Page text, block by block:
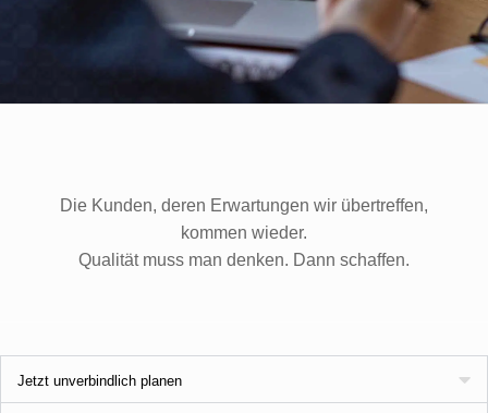
Die Kunden, deren Erwartungen wir übertreffen,
kommen wieder.
Qualität muss man denken. Dann schaffen.
Jetzt unverbindlich planen